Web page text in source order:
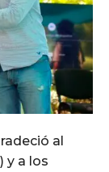
al
y a los